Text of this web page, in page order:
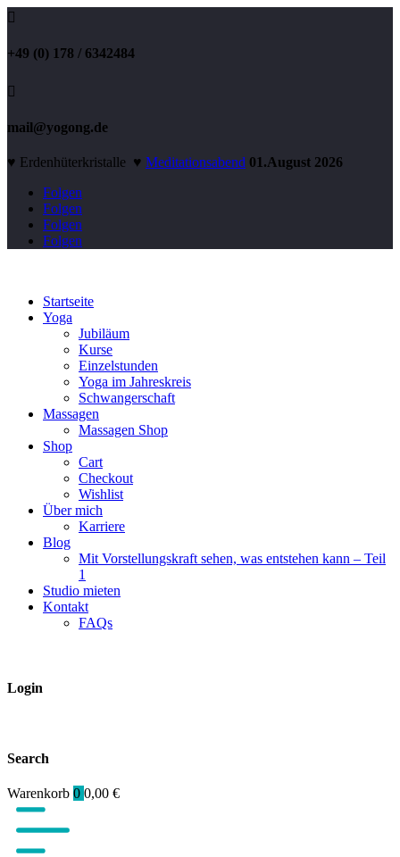

+49 (0) 178 / 6342484

mail@yogong.de
♥ Erdenhüterkristalle ♥ Meditationsabend 01.August 2026
Folgen
Folgen
Folgen
Folgen
Startseite
Yoga
Jubiläum
Kurse
Einzelstunden
Yoga im Jahreskreis
Schwangerschaft
Massagen
Massagen Shop
Shop
Cart
Checkout
Wishlist
Über mich
Karriere
Blog
Mit Vorstellungskraft sehen, was entstehen kann – Teil
1
Studio mieten
Kontakt
FAQs
Login
Search
Warenkorb 0 0,00 €